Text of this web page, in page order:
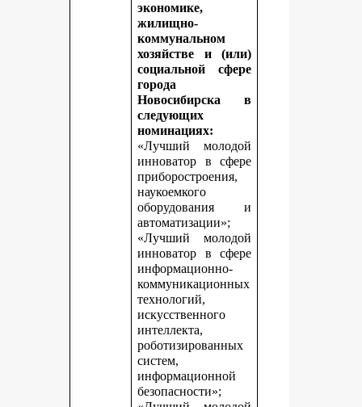
экономике,
жилищно-
коммунальном
хозяйстве и (или)
социальной сфере
города
Новосибирска в
следующих
номинациях:
«Лучший молодой
инноватор в сфере
приборостроения,
наукоемкого
оборудования и
автоматизации»;
«Лучший молодой
инноватор в сфере
информационно-
коммуникационных
технологий,
искусственного
интеллекта,
роботизированных
систем,
информационной
безопасности»;